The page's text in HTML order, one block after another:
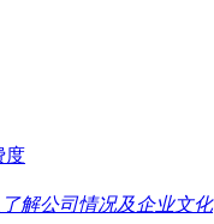
度
了解公司情况及企业文化